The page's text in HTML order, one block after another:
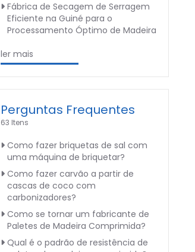
Fábrica de Secagem de Serragem
Eficiente na Guiné para o
Processamento Óptimo de Madeira
ler mais
Perguntas Frequentes
63 Itens
Como fazer briquetas de sal com
uma máquina de briquetar?
Como fazer carvão a partir de
cascas de coco com
carbonizadores?
Como se tornar um fabricante de
Paletes de Madeira Comprimida?
Qual é o padrão de resistência de